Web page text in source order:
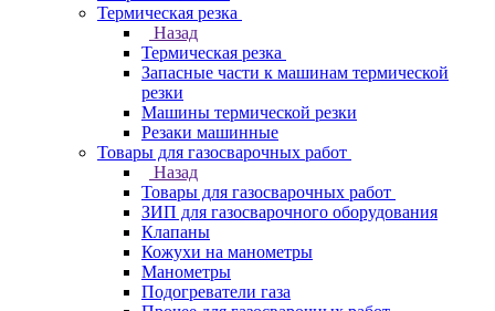
Термическая резка
Назад
Термическая резка
Запасные части к машинам термической
резки
Машины термической резки
Резаки машинные
Товары для газосварочных работ
Назад
Товары для газосварочных работ
ЗИП для газосварочного оборудования
Клапаны
Кожухи на манометры
Манометры
Подогреватели газа